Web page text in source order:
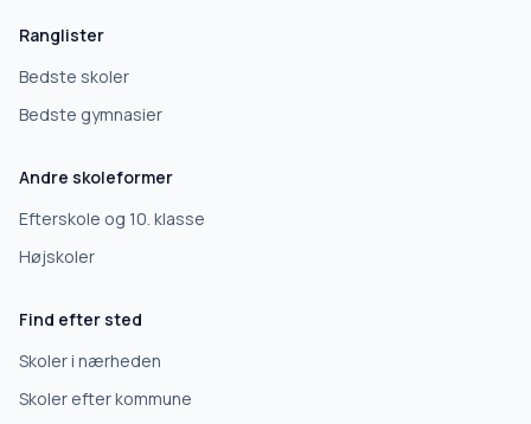
Grundskole
10. klasse
Erhvervsuddannelse
Ranglister
Bedste skoler
Bedste gymnasier
Andre skoleformer
Efterskole og 10. klasse
Højskoler
Find efter sted
Skoler i nærheden
Skoler efter kommune